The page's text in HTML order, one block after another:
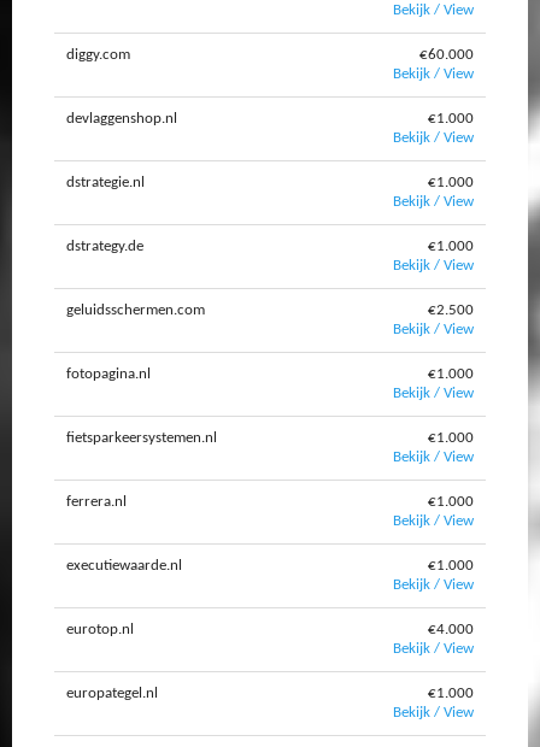
Bekijk / View
diggy.com
€60.000
Bekijk / View
devlaggenshop.nl
€1.000
Bekijk / View
dstrategie.nl
€1.000
Bekijk / View
dstrategy.de
€1.000
Bekijk / View
geluidsschermen.com
€2.500
Bekijk / View
fotopagina.nl
€1.000
Bekijk / View
fietsparkeersystemen.nl
€1.000
Bekijk / View
ferrera.nl
€1.000
Bekijk / View
executiewaarde.nl
€1.000
Bekijk / View
eurotop.nl
€4.000
Bekijk / View
europategel.nl
€1.000
Bekijk / View